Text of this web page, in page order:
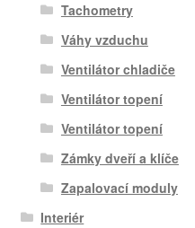
Tachometry
Váhy vzduchu
Ventilátor chladiče
Ventilátor topení
Ventilátor topení
Zámky dveří a klíče
Zapalovací moduly
Interiér